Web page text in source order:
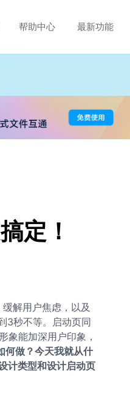
帮助中心 最新功能
定！
解用户焦虑，以及
3秒不等。启动页同
象能加深用户印象，
何做？今天我就从什
计类型和设计启动页